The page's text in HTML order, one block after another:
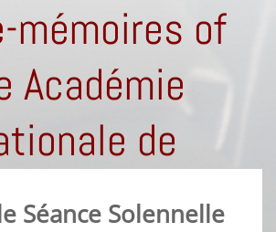
mémoires of
Académie
de
Séance Solennelle